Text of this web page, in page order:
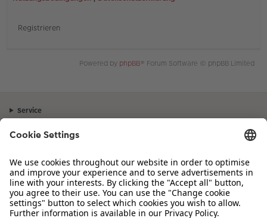
Registrieren
Powered by phpBB® Forum Software © phpBB Limited
Service
Sortiment